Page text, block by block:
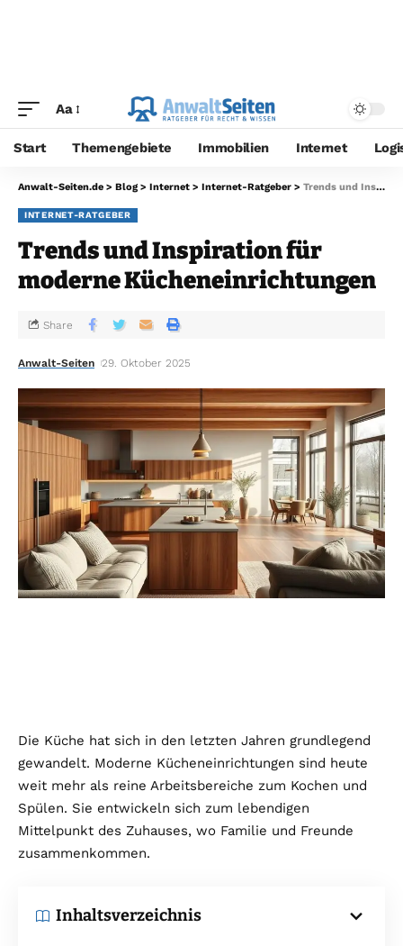
Aa
Start Themengebiete Immobilien Internet
Anwalt-Seiten.de > Blog > Internet > Internet-Ratgeber > Trends und Inspiration für moderne Kücheneinrichtungen
INTERNET-RATGEBER
Trends und Inspiration für
moderne Kücheneinrichtungen
Anwalt-Seiten 29. Oktober 2025
Share
Die Küche hat sich in den letzten Jahren grundlegend
gewandelt. Moderne Kücheneinrichtungen sind heute
weit mehr als reine Arbeitsbereiche zum Kochen und
Spülen. Sie entwickeln sich zum lebendigen
Mittelpunkt des Zuhauses, wo Familie und Freunde
zusammenkommen.
Inhaltsverzeichnis